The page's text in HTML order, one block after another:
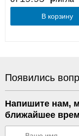
В корзину
Появились
Напишите нам,
ближайшее